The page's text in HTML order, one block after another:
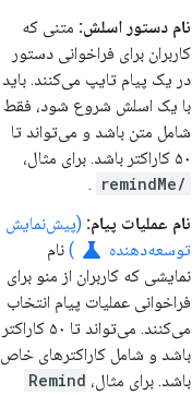
نام دستور اسلش: ​​متنی که
کاربران برای فراخوانی دستور
در یک پیام تایپ می‌کنند. باید
با یک اسلش شروع شود، فقط
شامل متن باشد و می‌تواند تا
۵۰ کاراکتر باشد. برای مثال،
/remindMe
.
نام عملیات پیام: (پیش‌نمایش
توسعه‌دهنده science
) نام
نمایشی که کاربران از منو برای
فراخوانی عملیات پیام انتخاب
می‌کنند. می‌تواند تا ۵۰ کاراکتر
باشد و شامل کاراکترهای خاص
باشد. برای مثال، Remind